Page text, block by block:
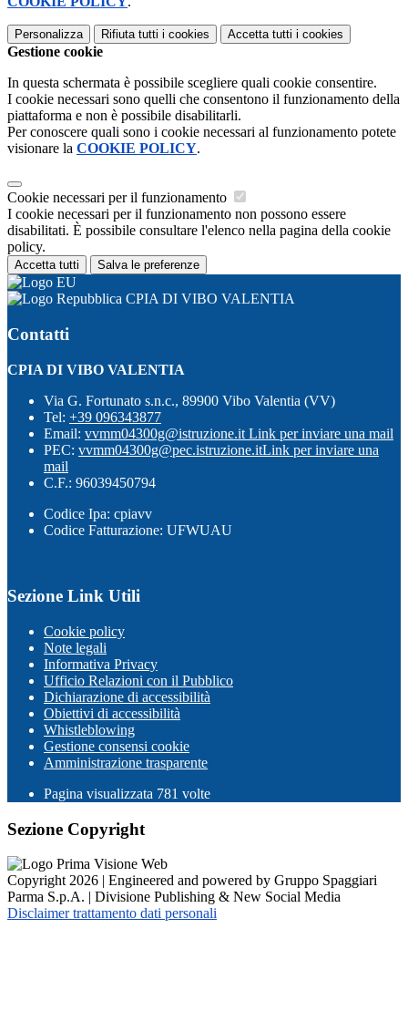
Personalizza Rifiuta tutti i cookies Accetta tutti i cookies
Gestione cookie
In questa schermata è possibile scegliere quali cookie consentire.
I cookie necessari sono quelli che consentono il funzionamento della
piattaforma e non è possibile disabilitarli.
Per conoscere quali sono i cookie necessari al funzionamento potete
visionare la COOKIE POLICY.
Cookie necessari per il funzionamento
I cookie necessari per il funzionamento non possono essere
disabilitati. È possibile consultare l'elenco nella pagina della cookie
policy.
Accetta tutti Salva le preferenze
CPIA DI VIBO VALENTIA
Contatti
CPIA DI VIBO VALENTIA
Via G. Fortunato s.n.c., 89900 Vibo Valentia (VV)
Tel: +39 096343877
Email: vvmm04300g@istruzione.it Link per inviare una mail
PEC: vvmm04300g@pec.istruzione.itLink per inviare una
mail
C.F.: 96039450794
Codice Ipa: cpiavv
Codice Fatturazione: UFWUAU
Sezione Link Utili
Cookie policy
Note legali
Informativa Privacy
Ufficio Relazioni con il Pubblico
Dichiarazione di accessibilità
Obiettivi di accessibilità
Whistleblowing
Gestione consensi cookie
Amministrazione trasparente
Pagina visualizzata 781 volte
Sezione Copyright
Copyright 2026 | Engineered and powered by Gruppo Spaggiari
Parma S.p.A. | Divisione Publishing & New Social Media
Disclaimer trattamento dati personali